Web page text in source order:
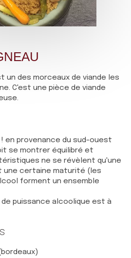
un des morceaux de viande les
C'est une pièce de viande
! en provenance du sud-ouest
se montrer équilibré et
ne se révèlent qu'une
une certaine maturité (les
forment un ensemble
de puissance alcoolique est à